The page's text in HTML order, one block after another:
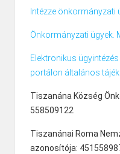
Intézze önkormányzati
Önkormányzati ügyek.
Elektronikus
portálon általános
Tiszanána Község
558509122
Tiszanánai Roma
azonosítója: